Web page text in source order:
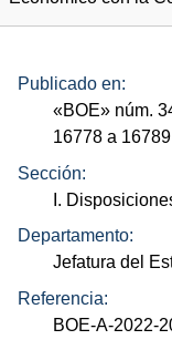
Publicado en:
«BOE» núm.
16778 a
Sección:
I.
Departamento:
Jefatura del
Referencia:
BOE-A-2022-